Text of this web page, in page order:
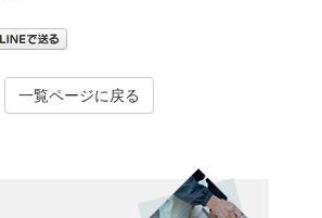
一覧ページに戻る